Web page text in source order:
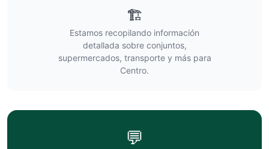
🏗️
Estamos recopilando información
detallada sobre conjuntos,
supermercados, transporte y más para
Centro.
💬